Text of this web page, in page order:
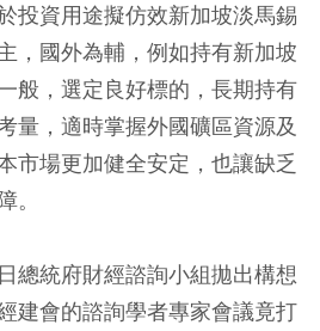
投資用途擬仿效新加坡淡馬錫
，國外為輔，例如持有新加坡
般，選定良好標的，長期持有
量，適時掌握外國礦區資源及
市場更加健全安定，也讓缺乏
。
總統府財經諮詢小組拋出構想
建會的諮詢學者專家會議竟打